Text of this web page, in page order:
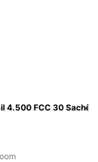
4.500 FCC 30 Sachês